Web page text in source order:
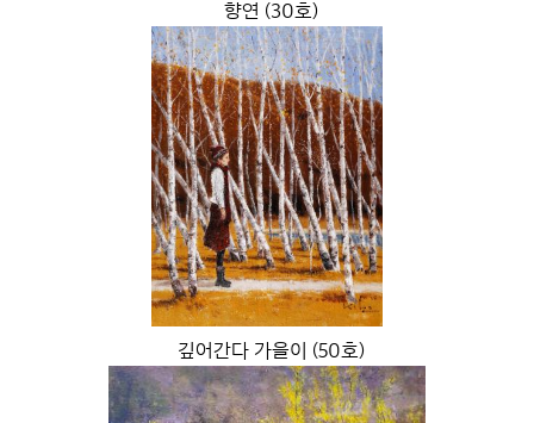
향연 (30호)
깊어간다 가을이 (50호)